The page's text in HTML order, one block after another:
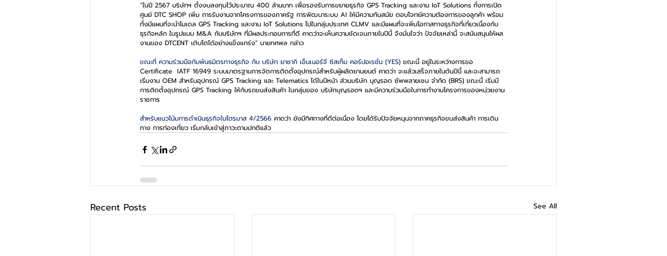
“ในปี 2567 บริษัทฯ ตั้งงบลงทุนไว้ประมาณ 400 ล้านบาท เพื่อรองรับการขยายธุรกิจ GPS Tracking และงาน IoT Solutions ทั้งการเปิด
ศูนย์ DTC SHOP เพิ่ม การรับงานจากโครงการของภาครัฐ การพัฒนาระบบ AI ให้มีความทันสมัย ตอบโจทย์ความต้องการของลูกค้า พร้อม
ทั้งมีแผนที่จะนำโมเดล GPS Tracking และงาน IoT Solutions ไปในกลุ่มประเทศ CLMV และมีแผนที่จะเพิ่มโอกาสทางธุรกิจที่เกี่ยวเนื่องกับ
ธุรกิจหลัก ในรูปแบบ M&A กับบริษัทฯ ที่มีผลประกอบการที่ดี คาดว่าจะเห็นความชัดเจนภายในปีนี้ จึงมั่นใจว่า ปัจจัยเหล่านี้ จะสนับสนุนให้ผล
งานของ DTCENT เติบโตได้อย่างแข็งแกร่ง” นายทศพล กล่าว
ขณะที่ ความร่วมมือกับพันธมิตรทางธุรกิจ กับ บริษัท ยาซากิ เอ็นเนอร์จี ซิสเท็ม คอร์ปอเรชั่น (YES) ขณะนี้ อยู่ในระหว่างการขอ
Certificate  IATF 16949 ระบบมาตรฐานการจัดการติดตั้งอุปกรณ์สำหรับผู้ผลิตยานยนต์ คาดว่า จะแล้วเสร็จภายในต้นปีนี้ และจะสามารถ
เริ่มงาน OEM สำหรับอุปกรณ์ GPS Tracking และ Telematics ได้ในปีหน้า ส่วนบริษัท บุญรอด ซัพพลายเชน จำกัด (BRS) ขณะนี้ เริ่มมี
การติดตั้งอุปกรณ์ GPS Tracking ให้กับรถขนส่งสินค้า ในกลุ่มของ บริษัทบุญรอดฯ และมีความร่วมมือในการทำงานโครงการของหน่วยงาน
ราชการ
สำหรับแนวโน้มการดำเนินธุรกิจในไตรมาส 4/2566 คาดว่า ยังมีทิศทางที่ดีต่อเนื่อง โดยได้รับปัจจัยหนุนจากภาคธุรกิจขนส่งสินค้า การเดิน
ทาง การท่องเที่ยว เริ่มกลับเข้าสู่ภาวะตามปกติแล้ว
Recent Posts See All